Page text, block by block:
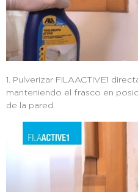
1. Pulverizar FILAACTIVE1
manteniendo el frasco en
de la pared.